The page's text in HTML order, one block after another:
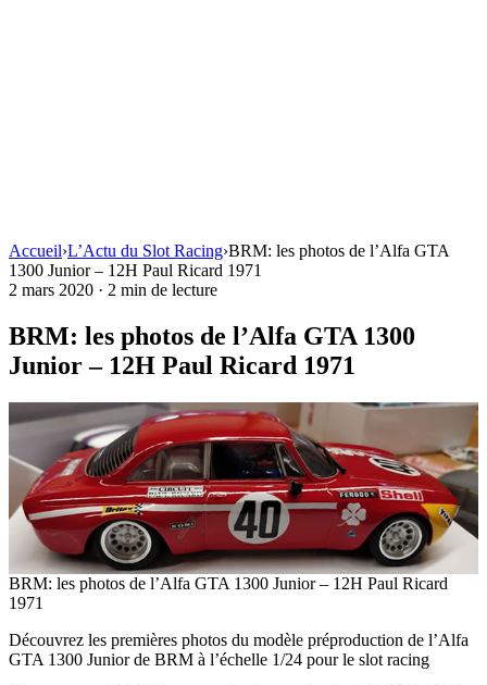
Accueil›L’Actu du Slot Racing›BRM: les photos de l’Alfa GTA
1300 Junior – 12H Paul Ricard 1971
2 mars 2020 · 2 min de lecture
BRM: les photos de l’Alfa GTA 1300
Junior – 12H Paul Ricard 1971
BRM: les photos de l’Alfa GTA 1300 Junior – 12H Paul Ricard
1971
Découvrez les premières photos du modèle préproduction de l’Alfa
GTA 1300 Junior de BRM à l’échelle 1/24 pour le slot racing